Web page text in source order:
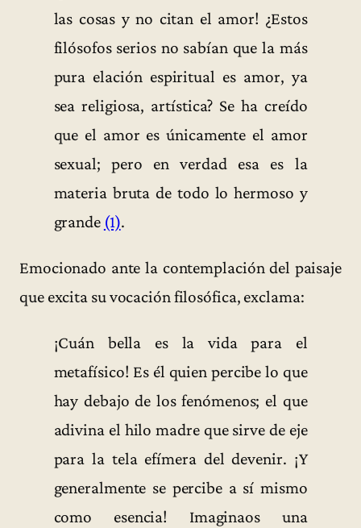
las cosas y no citan el amor! ¿Estos
filósofos serios no sabían que la más
pura elación espiritual es amor, ya
sea religiosa, artística? Se ha creído
que el amor es únicamente el amor
sexual; pero en verdad esa es la
materia bruta de todo lo hermoso y
grande (1).
Emocionado ante la contemplación del paisaje
que excita su vocación filosófica, exclama:
¡Cuán bella es la vida para el
metafísico! Es él quien percibe lo que
hay debajo de los fenómenos; el que
adivina el hilo madre que sirve de eje
para la tela efímera del devenir. ¡Y
generalmente se percibe a sí mismo
como esencia! Imaginaos una